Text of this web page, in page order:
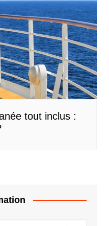
tout inclus :